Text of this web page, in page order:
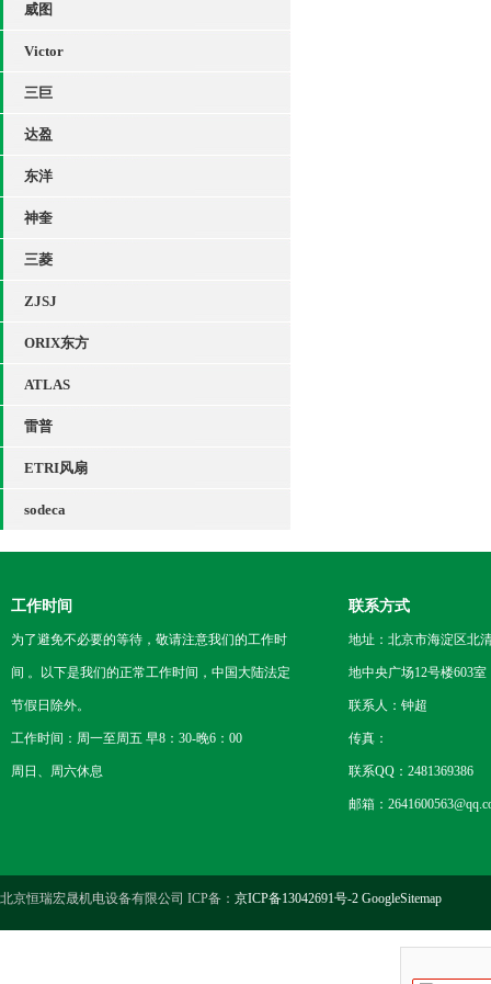
威图
Victor
三巨
达盈
东洋
神奎
三菱
ZJSJ
ORIX东方
ATLAS
雷普
ETRI风扇
sodeca
工作时间
为了避免不必要的等待，敬请注意我们的工作时
间 。以下是我们的正常工作时间，中国大陆法定
节假日除外。
工作时间：周一至周五 早8：30-晚6：00
周日、周六休息
联系方式
地址：北京市海淀区北
地中央广场12号楼603室
联系人：钟超
传真：
联系QQ：2481369386
邮箱：
北京恒瑞宏晟机电设备有限公司 ICP备： 京ICP备13042691号-2 GoogleSitemap